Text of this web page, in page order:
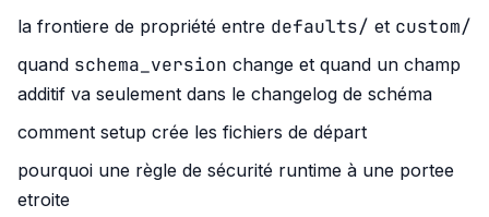
la frontiere de propriété entre defaults/ et custom/
quand schema_version change et quand un champ
additif va seulement dans le changelog de schéma
comment setup crée les fichiers de départ
pourquoi une règle de sécurité runtime à une portee
etroite